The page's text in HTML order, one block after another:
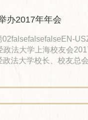
办2017年年会
USZH-CNX-
政法大学上海校友会
政法大学校长、校友总
了发言。他总结了四